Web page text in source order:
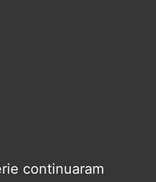
continuaram